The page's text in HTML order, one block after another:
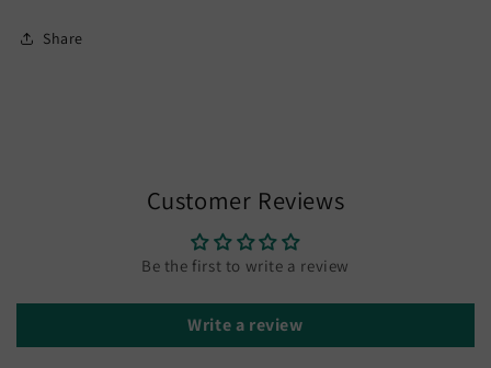
Share
Customer Reviews
Be the first to write a review
Write a review